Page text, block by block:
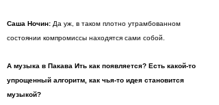
Саша Ночин: Да уж, в таком плотно утрамбованном
состоянии компромиссы находятся сами собой.
А музыка в Пакава Ить как появляется? Есть какой-то
упрощенный алгоритм, как чья-то идея становится
музыкой?